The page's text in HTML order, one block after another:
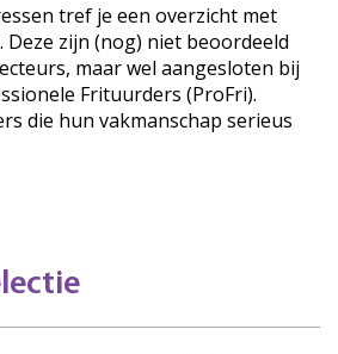
tref je een overzicht met
Deze zijn (nog) niet beoordeeld
maar wel aangesloten bij
Frituurders (ProFri).
die hun vakmanschap serieus